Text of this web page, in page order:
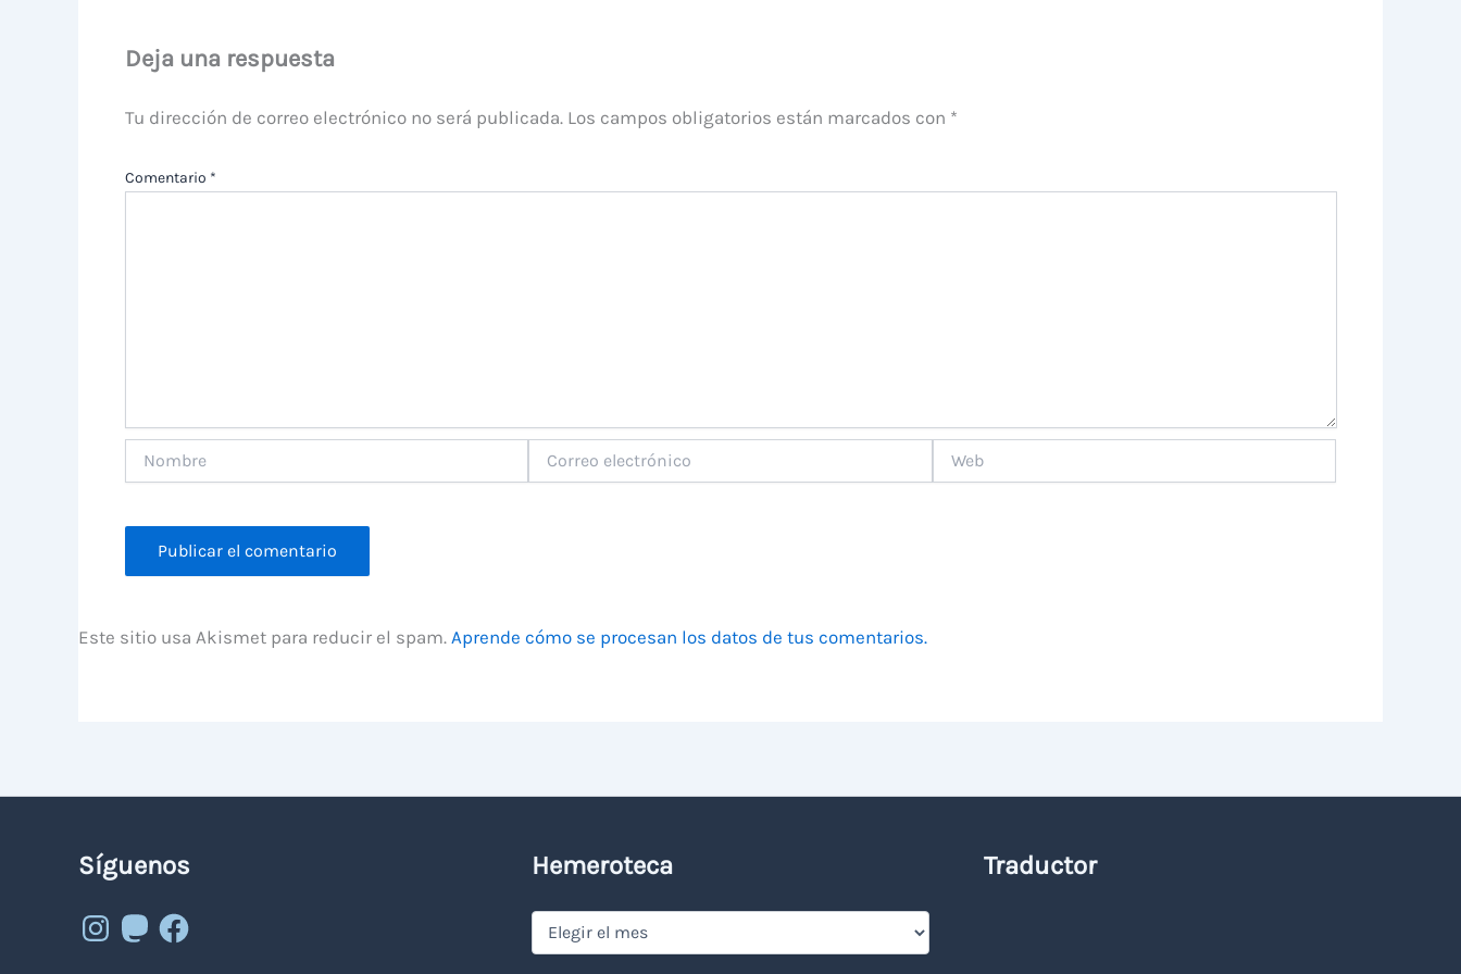
Deja una respuesta
Tu dirección de correo electrónico no será publicada. Los campos obligatorios están marcados con *
Comentario *
electrónico
Este sitio usa Akismet para reducir el spam. Aprende cómo se procesan los datos de tus comentarios.
Síguenos
Instagram
MastodonFacebook
Hemeroteca
Hemeroteca
Traductor